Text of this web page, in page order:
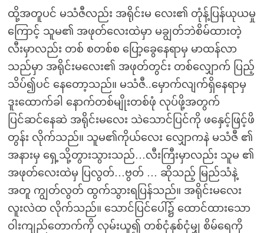
ထို့အတူပင် မသံဇီလည်း အရိုင်းမ လေး၏ တုံန့်ပြန်ယုယမှု
ကြောင့် သူမ၏ အဖုတ်လေးထဲမှာ မချွတ်ဘဲစိမ်ထားတဲ့
လီးမှာလည်း တစ် စတစ်စ ပြော့ခွေနေရာမှ မာထန်လာ
သည်မှာ အရိုင်းမလေး၏ အဖုတ်တွင်း တစ်လျှောက် ပြည့်
သိပ်၍ပင် နေတော့သည်။ မသံဇီ..မှောက်လျက်ရှိနေရာမှ
ဒူးထောက်ခါ နောက်တစ်မျိုးတစ်ဖုံ လုပ်ဖို့အတွက်
ပြင်ဆင်နေဆဲ အရိုင်းမလေး သဲသောင်ပြင်ကို ဖနှေင့်ဖြင့်ဖိ
တွန်း လိုက်သည်။ သူမ၏ကိုယ်လေး လျှောကနဲ မသံဇီ ၏
အနားမှ ရှေ့သို့တွားသွားသည်…လီးကြီးမှာလည်း သူမ ၏
အဖုတ်လေးထဲမှ ပြလွတ်…ဗွတ် … ဆိုသည့် မြည်သံနဲ့
အတူ ကျွတ်လွတ် ထွက်သွားရပြန်သည်။ အရိုင်းမလေး
လူးလဲထ လိုက်သည်။ သောင်ပြင်ပေါ်၌ ထောင်ထားသော
ဝါးကျည်တောက်ကို လှမ်းယူ၍ တစ်ငုံနှစ်ငုံမျှ စိမ်ရေကို